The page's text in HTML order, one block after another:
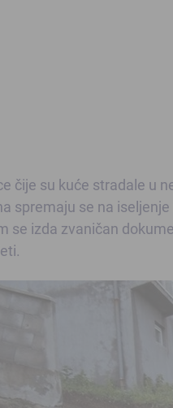
čije su kuće stradale u
spremaju se na
se izda zvaničan